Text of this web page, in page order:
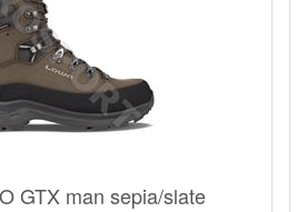
GTX man sepia/slate